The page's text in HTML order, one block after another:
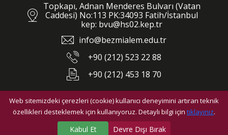
Topkapı, Adnan Menderes Bulvarı (Vatan
Caddesi) No:113 PK:34093 Fatih/İstanbul
kep: bvu@hs02.kep.tr
info@bezmialem.edu.tr
+90 (212) 523 22 88
+90 (212) 453 18 70
©2026 Bezmialem Vakıf Üniversitesi - Tüm hakları saklıdır.
Web sitemizdeki çerezleri (cookie) kullanıcı deneyimini artıran teknik
özellikleri desteklemek için kullanıyoruz. Detaylı bilgi için tıklayınız.
Kabul Et Devre Dışı Bırak